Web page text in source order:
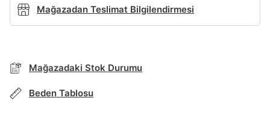
TAKSİT SEÇENEKLERİ
Banka
Mağazadan Teslimat Bilgilendirmesi
Mağazadaki Stok Durumu
Beden Tablosu
Mağazada Bul
BEDEN TABLOSU
Siparişinizin durumu hakkında bilgi alabilmek için